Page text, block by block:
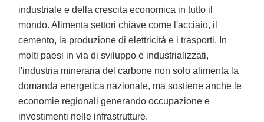
industriale e della crescita economica in tutto il
mondo. Alimenta settori chiave come l'acciaio, il
cemento, la produzione di elettricità e i trasporti. In
molti paesi in via di sviluppo e industrializzati,
l'industria mineraria del carbone non solo alimenta la
domanda energetica nazionale, ma sostiene anche le
economie regionali generando occupazione e
investimenti nelle infrastrutture.